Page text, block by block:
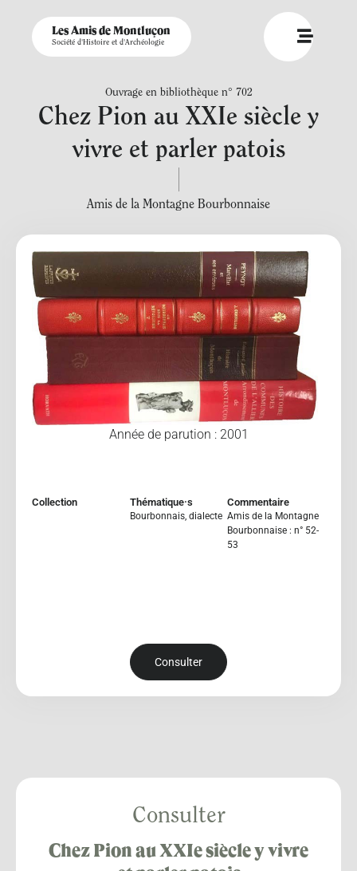
Les Amis de Montluçon
Société d'Histoire et d'Archéologie
Ouvrage en bibliothèque n° 702
Chez Pion au XXIe siècle y
vivre et parler patois
Amis de la Montagne Bourbonnaise
Année de parution : 2001
Collection Thématique·s
Bourbonnais, dialecte
Commentaire
Amis de la Montagne
Bourbonnaise : n° 52-
53
Consulter
Consulter
Chez Pion au XXIe siècle y vivre